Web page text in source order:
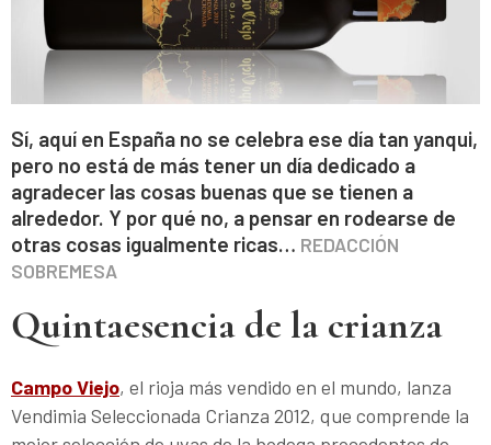
Sí, aquí en España no se celebra ese día tan yanqui,
pero no está de más tener un día dedicado a
agradecer las cosas buenas que se tienen a
alrededor. Y por qué no, a pensar en rodearse de
otras cosas igualmente ricas… REDACCIÓN
SOBREMESA
Quintaesencia de la crianza
Campo Viejo, el rioja más vendido en el mundo, lanza
Vendimia Seleccionada Crianza 2012, que comprende la